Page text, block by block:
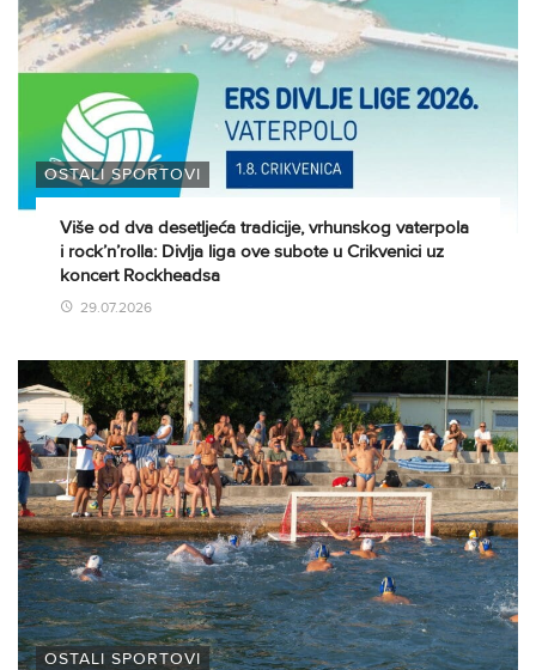
OSTALI SPORTOVI
Više od dva desetljeća tradicije, vrhunskog vaterpola
i rock’n’rolla: Divlja liga ove subote u Crikvenici uz
koncert Rockheadsa
29.07.2026
OSTALI SPORTOVI